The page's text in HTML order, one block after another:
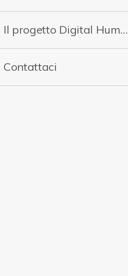
Il progetto Digital Humanities
Contattaci